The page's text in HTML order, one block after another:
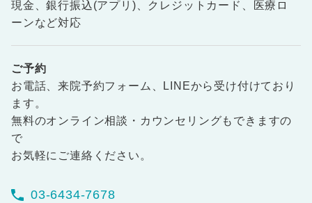
現金、銀行振込(アプリ)、クレジットカード、医療ロ
ーンなど対応
ご予約
お電話、来院予約フォーム、LINEから受け付けており
ます。
無料のオンライン相談・カウンセリングもできますの
で
お気軽にご連絡ください。
03-6434-7678